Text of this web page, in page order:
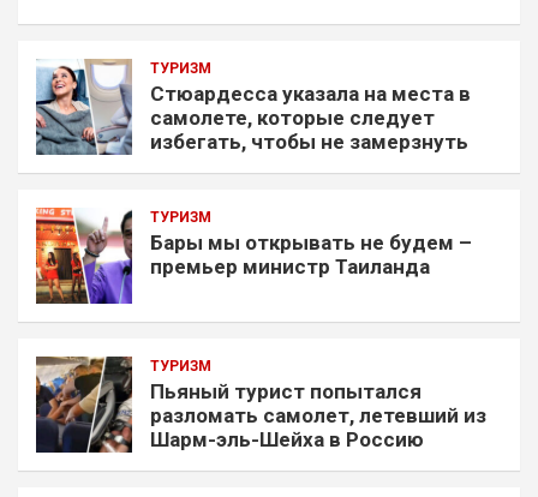
ТУРИЗМ
Стюардесса указала на места в
самолете, которые следует
избегать, чтобы не замерзнуть
ТУРИЗМ
Бары мы открывать не будем –
премьер министр Таиланда
ТУРИЗМ
Пьяный турист попытался
разломать самолет, летевший из
Шарм-эль-Шейха в Россию